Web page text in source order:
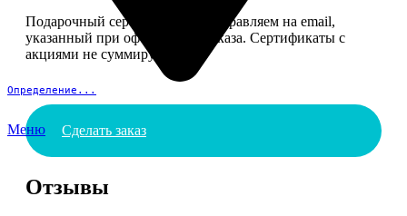
Определение...
Меню
Подарочный сертификат мы отправляем на email,
указанный при оформлении заказа. Сертификаты с
акциями не суммируются.
Сделать заказ
Отзывы